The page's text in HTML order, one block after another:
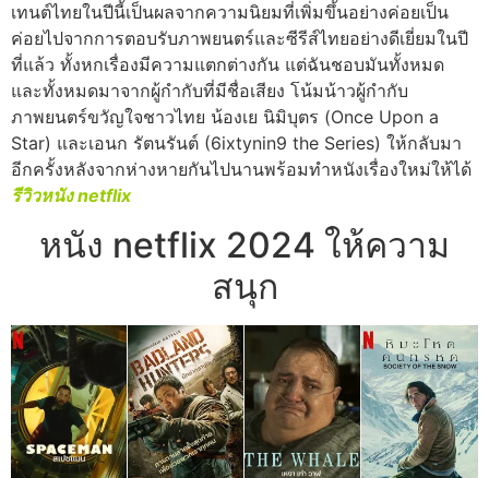
เทนต์ไทยในปีนี้เป็นผลจากความนิยมที่เพิ่มขึ้นอย่างค่อยเป็น
ค่อยไปจากการตอบรับภาพยนตร์และซีรีส์ไทยอย่างดีเยี่ยมในปี
ที่แล้ว ทั้งหกเรื่องมีความแตกต่างกัน แต่ฉันชอบมันทั้งหมด
และทั้งหมดมาจากผู้กำกับที่มีชื่อเสียง โน้มน้าวผู้กำกับ
ภาพยนตร์ขวัญใจชาวไทย น้องเย นิมิบุตร (Once Upon a
Star) และเอนก รัตนรันต์ (6ixtynin9 the Series) ให้กลับมา
อีกครั้งหลังจากห่างหายกันไปนานพร้อมทำหนังเรื่องใหม่ให้ได้
รีวิวหนัง netflix
หนัง netflix 2024 ให้ความ
สนุก